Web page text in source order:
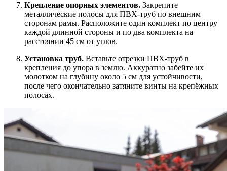
Крепление опорных элементов. Закрепите
металлические полосы для ПВХ-труб по внешним
сторонам рамы. Расположите один комплект по центру
каждой длинной стороны и по два комплекта на
расстоянии 45 см от углов.
Установка труб. Вставьте отрезки ПВХ-труб в
крепления до упора в землю. Аккуратно забейте их
молотком на глубину около 5 см для устойчивости,
после чего окончательно затяните винты на крепёжных
полосах.